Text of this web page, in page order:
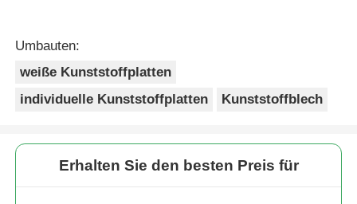
Umbauten:
weiße Kunststoffplatten
individuelle Kunststoffplatten
Kunststoffblech
Erhalten Sie den besten Preis für